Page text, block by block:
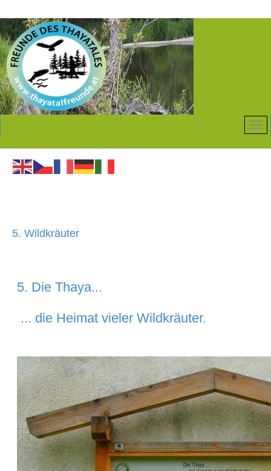
5. Wildkräuter
5. Die Thaya...
... die Heimat vieler Wildkräuter.